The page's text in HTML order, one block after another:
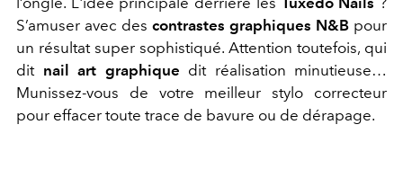
S’amuser avec des contrastes graphiques N&B pour
un résultat super sophistiqué. Attention toutefois, qui
dit nail art graphique dit réalisation minutieuse…
Munissez-vous de votre meilleur stylo correcteur
pour effacer toute trace de bavure ou de dérapage.